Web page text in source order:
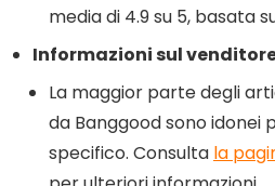
media di 4.9 su 5, basata
Informazioni sul
La maggior parte degli
da Banggood sono idonei
specifico. Consulta la